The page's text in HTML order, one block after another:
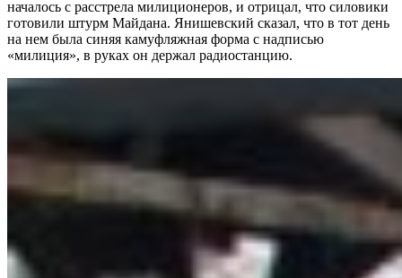
началось с расстрела милиционеров, и отрицал, что силовики
готовили штурм Майдана. Янишевский сказал, что в тот день
на нем была синяя камуфляжная форма с надписью
«милиция», в руках он держал радиостанцию.